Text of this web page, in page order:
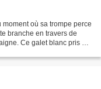
où sa trompe perce
branche en travers de
Ce galet blanc pris à